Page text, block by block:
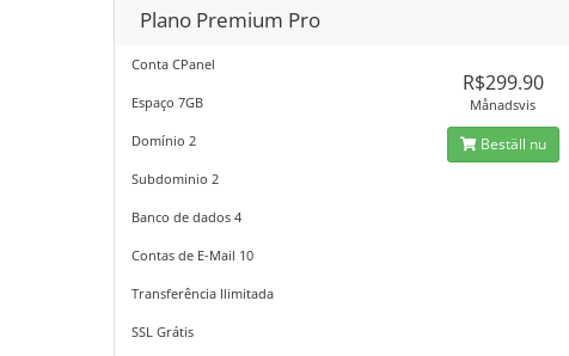
Plano Premium Pro
Conta CPanel
Espaço 7GB
Domínio 2
Subdominio 2
Banco de dados 4
Contas de E-Mail 10
Transferência Ilimitada
SSL Grátis
R$299.90
Månadsvis
Beställ nu